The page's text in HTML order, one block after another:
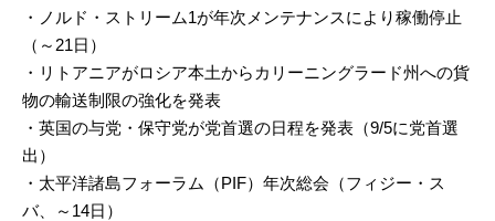
・ノルド・ストリーム1が年次メンテナンスにより稼働停止
（～21日）
・リトアニアがロシア本土からカリーニングラード州への貨
物の輸送制限の強化を発表
・英国の与党・保守党が党首選の日程を発表（9/5に党首選
出）
・太平洋諸島フォーラム（PIF）年次総会（フィジー・ス
バ、～14日）